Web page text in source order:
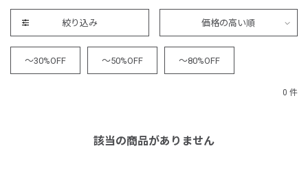
絞り込み 価格の高い順
～30%OFF ～50%OFF ～80%OFF
0 件
該当の商品がありません